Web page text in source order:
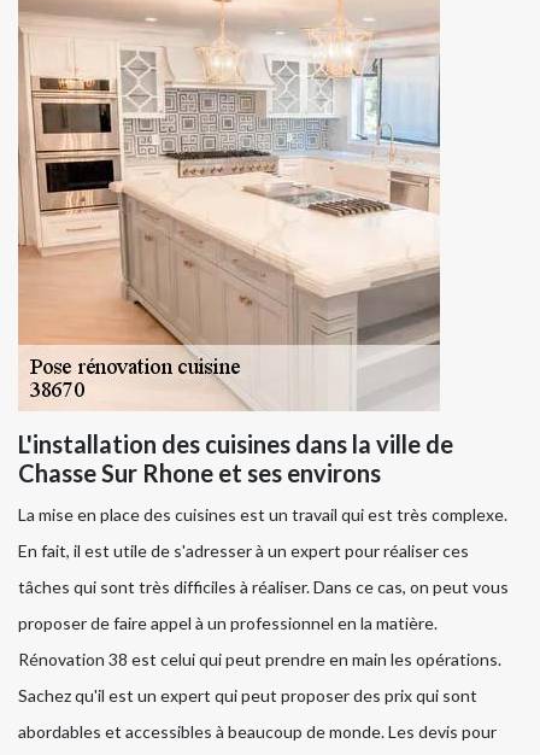
L'installation des cuisines dans la ville de
Chasse Sur Rhone et ses environs
La mise en place des cuisines est un travail qui est très complexe.
En fait, il est utile de s'adresser à un expert pour réaliser ces
tâches qui sont très difficiles à réaliser. Dans ce cas, on peut vous
proposer de faire appel à un professionnel en la matière.
Rénovation 38 est celui qui peut prendre en main les opérations.
Sachez qu'il est un expert qui peut proposer des prix qui sont
abordables et accessibles à beaucoup de monde. Les devis pour